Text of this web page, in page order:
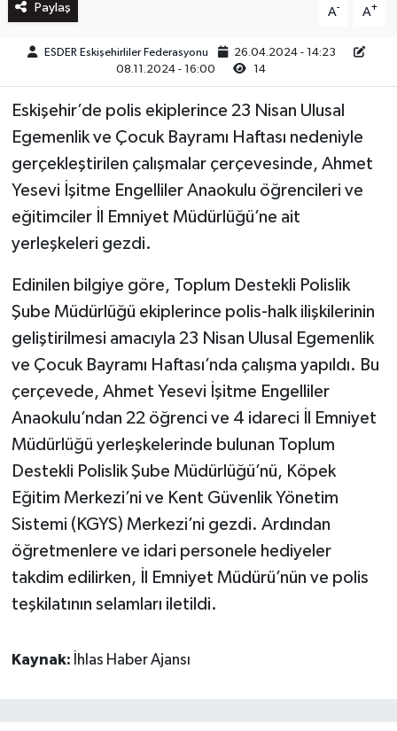
Paylaş A- A+
ESDER Eskişehirliler Federasyonu
26.04.2024 - 14:23
08.11.2024 - 16:00
14
Eskişehir’de polis ekiplerince 23 Nisan Ulusal
Egemenlik ve Çocuk Bayramı Haftası nedeniyle
gerçekleştirilen çalışmalar çerçevesinde, Ahmet
Yesevi İşitme Engelliler Anaokulu öğrencileri ve
eğitimciler İl Emniyet Müdürlüğü’ne ait
yerleşkeleri gezdi.
Edinilen bilgiye göre, Toplum Destekli Polislik
Şube Müdürlüğü ekiplerince polis-halk ilişkilerinin
geliştirilmesi amacıyla 23 Nisan Ulusal Egemenlik
ve Çocuk Bayramı Haftası’nda çalışma yapıldı. Bu
çerçevede, Ahmet Yesevi İşitme Engelliler
Anaokulu’ndan 22 öğrenci ve 4 idareci İl Emniyet
Müdürlüğü yerleşkelerinde bulunan Toplum
Destekli Polislik Şube Müdürlüğü’nü, Köpek
Eğitim Merkezi’ni ve Kent Güvenlik Yönetim
Sistemi (KGYS) Merkezi’ni gezdi. Ardından
öğretmenlere ve idari personele hediyeler
takdim edilirken, İl Emniyet Müdürü’nün ve polis
teşkilatının selamları iletildi.
Kaynak: İhlas Haber Ajansı